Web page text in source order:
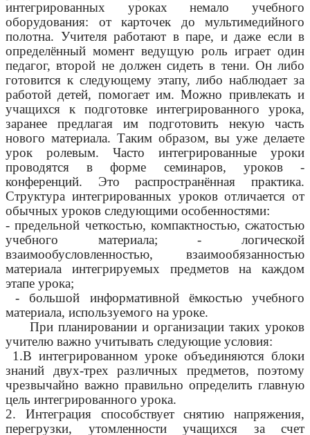
интегрированных уроках немало учебного
оборудования: от карточек до мультимедийного
полотна. Учителя работают в паре, и даже если в
определённый момент ведущую роль играет один
педагог, второй не должен сидеть в тени. Он либо
готовится к следующему этапу, либо наблюдает за
работой детей, помогает им. Можно привлекать и
учащихся к подготовке интегрированного урока,
заранее предлагая им подготовить некую часть
нового материала. Таким образом, вы уже делаете
урок ролевым. Часто интегрированные уроки
проводятся в форме семинаров, уроков -
конференций. Это распространённая практика.
Структура интегрированных уроков отличается от
обычных уроков следующими особенностями:
- предельной четкостью, компактностью, сжатостью
учебного материала; - логической
взаимообусловленностью, взаимообязанностью
материала интегрируемых предметов на каждом
этапе урока;
- большой информативной ёмкостью учебного
материала, используемого на уроке.
При планировании и организации таких уроков
учителю важно учитывать следующие условия:
1.В интегрированном уроке объединяются блоки
знаний двух-трех различных предметов, поэтому
чрезвычайно важно правильно определить главную
цель интегрированного урока.
2. Интеграция способствует снятию напряжения,
перегрузки, утомленности учащихся за счет